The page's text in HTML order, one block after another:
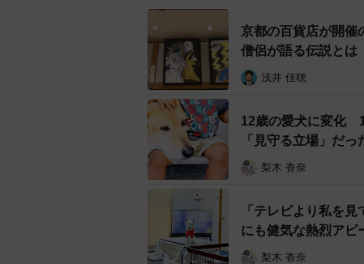
京都の百貨店が開
僧侶が語る伝説とは
浅井 佳穂
12歳の愛犬に変化
「見守る立場」だ
梨木 香奈
「テレビより私を
にも健気な熱烈アピ
梨木 香奈